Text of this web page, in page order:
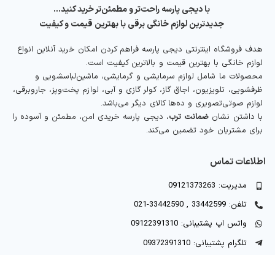
با دیجی پارسه راحت‌تر و مطمئن‌تر خرید کنید…
جدیدترین لوازم خانگی برقی با بهترین قیمت و کیفیت
هدف فروشگاه اینترنتی دیجی پارسه فراهم کردن امکان خرید آنلاین انواع
لوازم خانگی با بهترین قیمت و بالاترین کیفیت است.
محصولات ما شامل لوازم سرمایشی و گرمایشی، ماشین‌لباسشویی و
ظرفشویی، تلویزیون، اجاق گاز، کولر گازی و آبی، لوازم پخت‌وپز، جاروبرقی،
لوازم صوتی‌تصویری و ده‌ها کالای دیگر می‌باشد.
با داشتن نشان ضمانت ترب، دیجی پارسه خریدی امن، مطمئن و آسوده را
برای مشتریان خود تضمین می‌کند.
اطلاعات تماس
مدیریت: 09121373263
تلفن: 33442599 , 33442590-021
واتس اپ پشتیبانی: 09122391310
تلگرام پشتیبانی: 09372391310